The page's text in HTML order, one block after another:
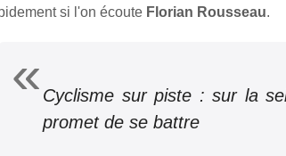
si l'on écoute Florian Rousseau.
Cyclisme sur piste : sur la
promet de se battre